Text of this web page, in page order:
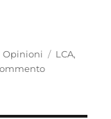
Categorie
Opinioni Tag
LCA,
su